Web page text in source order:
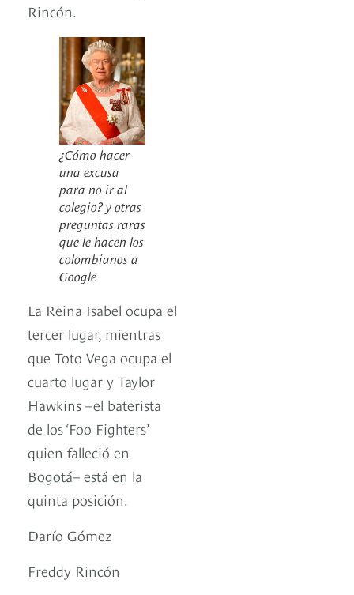
Rincón.
¿Cómo hacer
una excusa
para no ir al
colegio? y otras
preguntas raras
que le hacen los
colombianos a
Google
La Reina Isabel ocupa el
tercer lugar, mientras
que Toto Vega ocupa el
cuarto lugar y Taylor
Hawkins –el baterista
de los ‘Foo Fighters’
quien falleció en
Bogotá– está en la
quinta posición.
Darío Gómez
Freddy Rincón